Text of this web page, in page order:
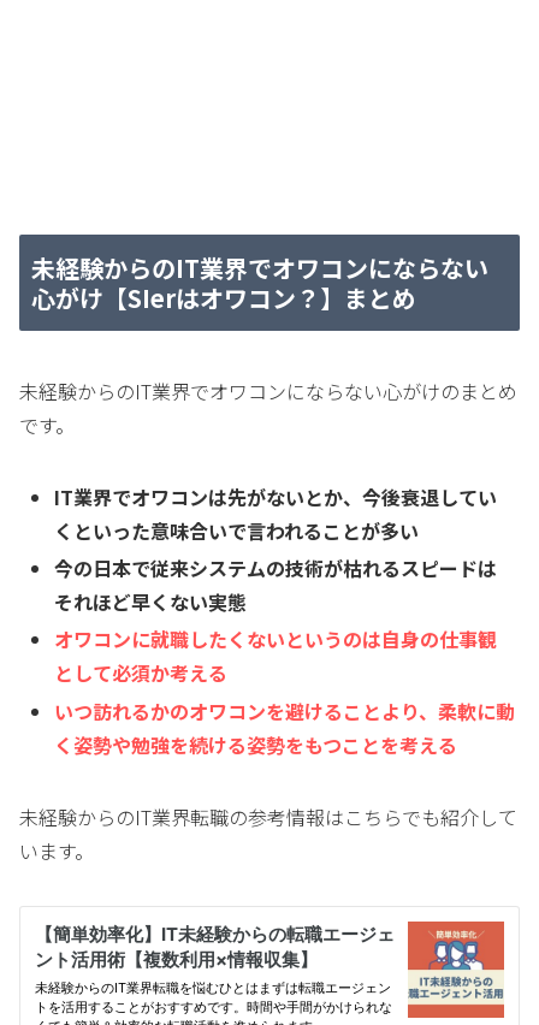
未経験からのIT業界でオワコンにならない
心がけ【SIerはオワコン？】まとめ
未経験からのIT業界でオワコンにならない心がけのまとめ
です。
IT業界でオワコンは先がないとか、今後衰退してい
くといった意味合いで言われることが多い
今の日本で従来システムの技術が枯れるスピードは
それほど早くない実態
オワコンに就職したくないというのは自身の仕事観
として必須か考える
いつ訪れるかのオワコンを避けることより、柔軟に動
く姿勢や勉強を続ける姿勢をもつことを考える
未経験からのIT業界転職の参考情報はこちらでも紹介して
います。